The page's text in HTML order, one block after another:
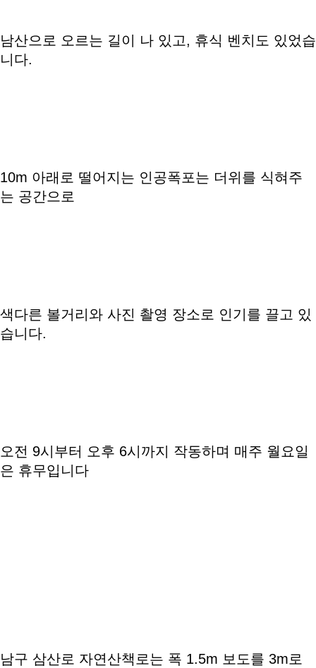
남산으로 오르는 길이 나 있고, 휴식 벤치도 있었습
니다.
10m 아래로 떨어지는 인공폭포는 더위를 식혀주
는 공간으로
색다른 볼거리와 사진 촬영 장소로 인기를 끌고 있
습니다.
오전 9시부터 오후 6시까지 작동하며 매주 월요일
은 휴무입니다
남구 삼산로 자연산책로는 폭 1.5m 보도를 3m로